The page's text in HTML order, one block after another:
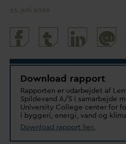
23. juni 2020
@
Download rapport
Rapporten er udarbejdet af
Spildevand A/S i samarbejde
University College center for
i byggeri, energi, vand og
Download rapport her.